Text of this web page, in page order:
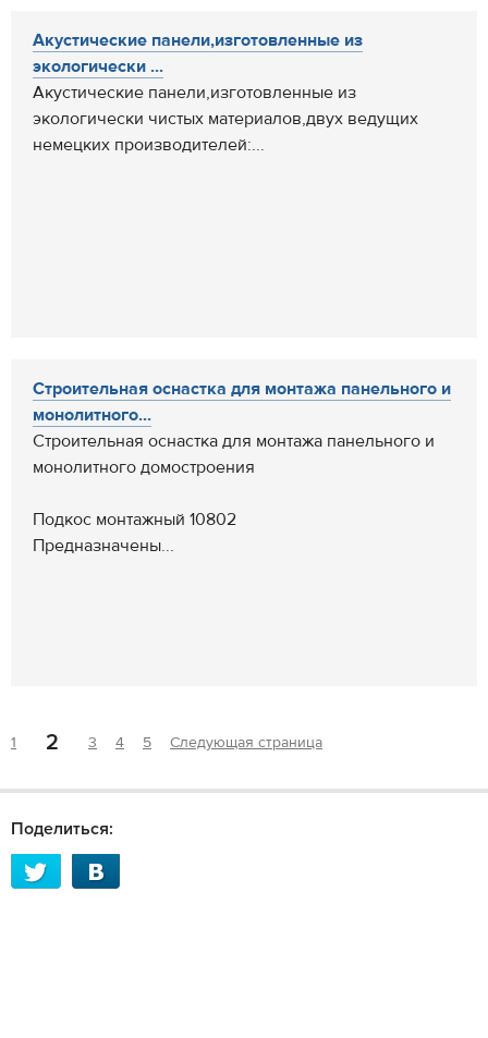
Акустические панели,изготовленные из
экологически ...
Акустические панели,изготовленные из
экологически чистых материалов,двух ведущих
немецких производителей:...
Строительная оснастка для монтажа панельного и
монолитного...
Строительная оснастка для монтажа панельного и
монолитного домостроения
Подкос монтажный 10802
Предназначены...
1 2 3 4 5 Следующая страница
Поделиться: